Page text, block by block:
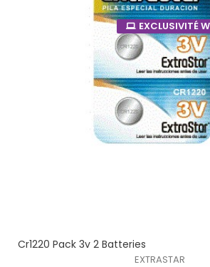
EXCLUSIVITÉ
Cr1220 Pack 3v 2 Batteries
EXTRASTAR